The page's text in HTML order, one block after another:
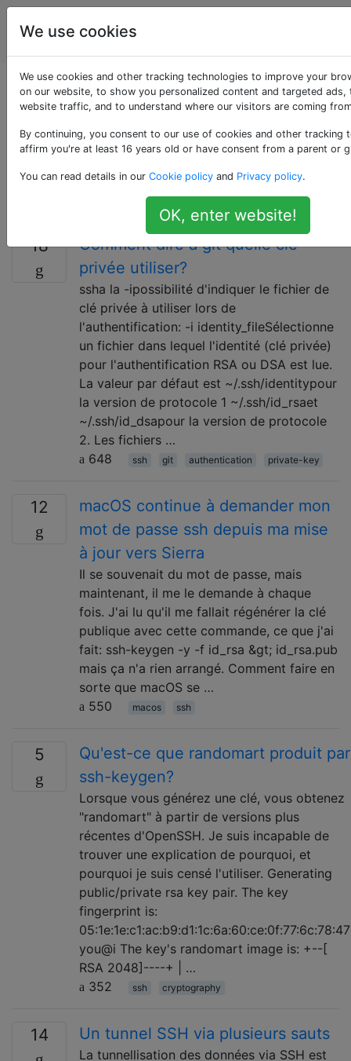
Utilisateurs
d'ordinateur
Questions marquées
«ssh»
Enveloppe de protection; un protocole réseau qui
entre deux appareils en réseau.
18
Comment dire à git quelle clé
privée utiliser?
ssha la -ipossibilité d'indiquer le fichier de
clé privée à utiliser lors de
l'authentification: -i identity_fileSélectionne
un fichier dans lequel l'identité (clé privée)
pour l'authentification RSA ou DSA est lue.
La valeur par défaut est ~/.ssh/identitypour
la version de protocole 1 ~/.ssh/id_rsaet
~/.ssh/id_dsapour la version de protocole
2. Les fichiers …
648
ssh git authentication private-key
12
macOS continue à demander mon
mot de passe ssh depuis ma mise
à jour vers Sierra
Il se souvenait du mot de passe, mais
maintenant, il me le demande à chaque
fois. J'ai lu qu'il me fallait régénérer la clé
publique avec cette commande, ce que j'ai
fait: ssh-keygen -y -f id_rsa &gt; id_rsa.pub
mais ça n'a rien arrangé. Comment faire en
sorte que macOS se …
550
macos ssh
5
Qu'est-ce que randomart produit par
ssh-keygen?
Lorsque vous générez une clé, vous obtenez
"randomart" à partir de versions plus
récentes d'OpenSSH. Je suis incapable de
trouver une explication de pourquoi, et
pourquoi je suis censé l'utiliser. Generating
public/private rsa key pair. The key
fingerprint is:
05:1e:1e:c1:ac:b9:d1:1c:6a:60:ce:0f:77:6c:78:47
you@i The key's randomart image is: +--[
RSA 2048]----+ | …
352
ssh cryptography
14 Un tunnel SSH via plusieurs sauts
La tunnellisation des données via SSH est
We use cookies
We use cookies and other tracking technologies to improve your
on our website, to show you personalized content and targeted ads,
website traffic, and to understand where our visitors are coming
By continuing, you consent to our use of cookies and other tracking
affirm you're at least 16 years old or have consent from a parent or
You can read details in our Cookie policy and Privacy policy.
OK, enter website!